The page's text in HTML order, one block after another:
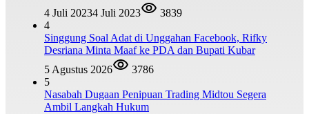
4 Juli 20234 Juli 2023
3839
4
Singgung Soal Adat di Unggahan Facebook, Rifky
Desriana Minta Maaf ke PDA dan Bupati Kubar
5 Agustus 2026
3786
5
Nasabah Dugaan Penipuan Trading Midtou Segera
Ambil Langkah Hukum